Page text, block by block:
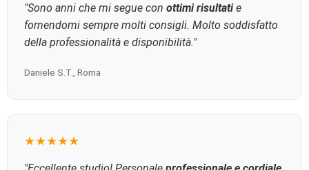
"Sono anni che mi segue con ottimi risultatie
fornendomi sempre molti consigli. Molto soddisfatto
della professionalità e disponibilità."
Daniele S.T., Roma
★★★★★